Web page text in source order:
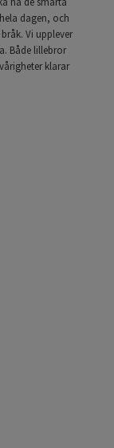
dagen, och
Vi upplever
Både lillebror
klarar